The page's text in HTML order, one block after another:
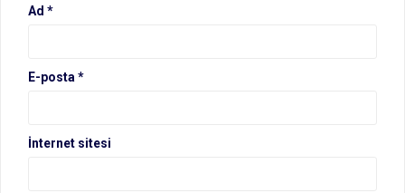
Ad *
E-posta *
İnternet sitesi